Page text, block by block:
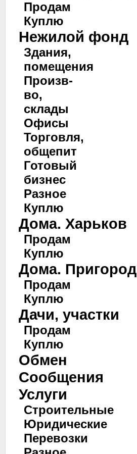
Продам
Куплю
Нежилой фонд
Здания,
помещения
Произв-
во,
склады
Офисы
Торговля,
общепит
Готовый
бизнес
Разное
Куплю
Дома. Харьков
Продам
Куплю
Дома. Пригород
Продам
Куплю
Дачи, участки
Продам
Куплю
Обмен
Сообщения
Услуги
Строительные
Юридические
Перевозки